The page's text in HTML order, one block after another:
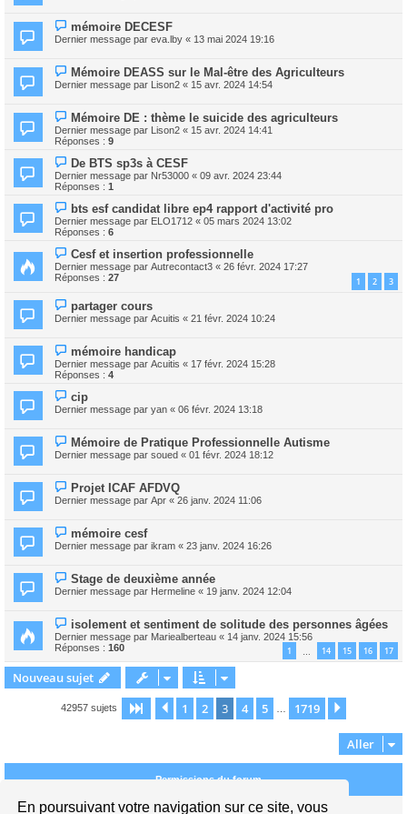
En poursuivant votre navigation sur ce site, vous
mémoire DECESF
Dernier message par eva.lby « 13 mai 2024 19:16
Mémoire DEASS sur le Mal-être des Agriculteurs
Dernier message par Lison2 « 15 avr. 2024 14:54
Mémoire DE : thème le suicide des agriculteurs
Dernier message par Lison2 « 15 avr. 2024 14:41
Réponses : 9
De BTS sp3s à CESF
Dernier message par Nr53000 « 09 avr. 2024 23:44
Réponses : 1
bts esf candidat libre ep4 rapport d'activité pro
Dernier message par ELO1712 « 05 mars 2024 13:02
Réponses : 6
Cesf et insertion professionnelle
Dernier message par Autrecontact3 « 26 févr. 2024 17:27
Réponses : 27 1 2 3
partager cours
Dernier message par Acuitis « 21 févr. 2024 10:24
mémoire handicap
Dernier message par Acuitis « 17 févr. 2024 15:28
Réponses : 4
cip
Dernier message par yan « 06 févr. 2024 13:18
Mémoire de Pratique Professionnelle Autisme
Dernier message par soued « 01 févr. 2024 18:12
Projet ICAF AFDVQ
Dernier message par Apr « 26 janv. 2024 11:06
mémoire cesf
Dernier message par ikram « 23 janv. 2024 16:26
Stage de deuxième année
Dernier message par Hermeline « 19 janv. 2024 12:04
isolement et sentiment de solitude des personnes âgées
Dernier message par Mariealberteau « 14 janv. 2024 15:56
Réponses : 160 1 14 15 16 17
Nouveau sujet
42957 sujets Page sur1719
Précédent
1 2 3 4 5 1719
Aller
Permissions du forum
Vous ne pouvez pas publier de nouveaux sujets dans ce forum